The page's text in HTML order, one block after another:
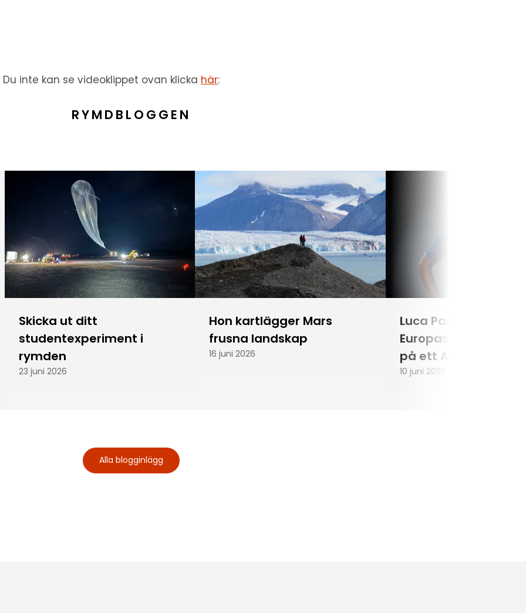
Du inte kan se videoklippet ovan klicka här:
RYMDBLOGGEN
Skicka ut ditt
studentexperiment i
rymden
23 juni 2026
Hon kartlägger Mars
frusna landskap
16 juni 2026
Luca Parmitano blir
Europas första
på ett
10 juni 2026
Alla blogginlägg